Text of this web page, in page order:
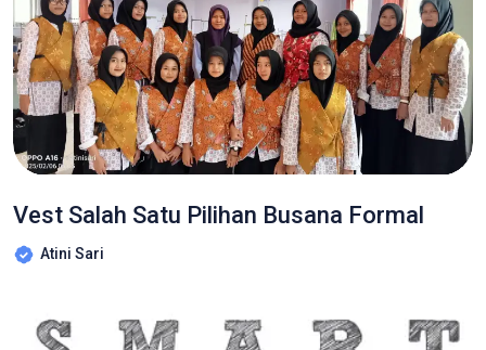
Vest Salah Satu Pilihan Busana Formal
Atini Sari